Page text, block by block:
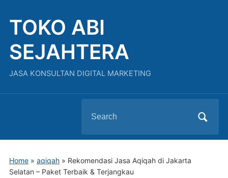
TOKO ABI
SEJAHTERA
JASA KONSULTAN DIGITAL MARKETING
for:
Home» aqiqah» Rekomendasi Jasa Aqiqah di Jakarta
Selatan – Paket Terbaik & Terjangkau